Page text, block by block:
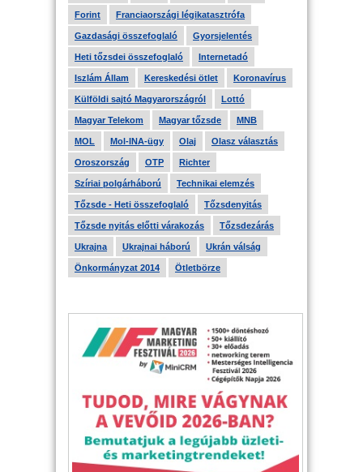
Forint Franciaországi légikatasztrófa
Gazdasági összefoglaló Gyorsjelentés
Heti tőzsdei összefoglaló Internetadó
Iszlám Állam Kereskedési ötlet Koronavírus
Külföldi sajtó Magyarországról Lottó
Magyar Telekom Magyar tőzsde MNB
MOL Mol-INA-ügy Olaj Olasz választás
Oroszország OTP Richter
Szíriai polgárháború Technikai elemzés
Tőzsde - Heti összefoglaló Tőzsdenyitás
Tőzsde nyitás előtti várakozás Tőzsdezárás
Ukrajna Ukrajnai háború Ukrán válság
Önkormányzat 2014 Ötletbörze